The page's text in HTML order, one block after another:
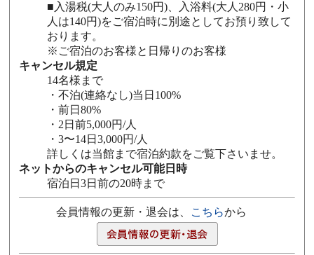
■入湯税(大人のみ150円)、入浴料(大人280円・小
人は140円)をご宿泊時に別途としてお預り致して
おります。
※ご宿泊のお客様と日帰りのお客様
キャンセル規定
14名様まで
・不泊(連絡なし)当日100%
・前日80%
・2日前5,000円/人
・3〜14日3,000円/人
詳しくは当館まで宿泊約款をご覧下さいませ。
ネットからのキャンセル可能日時
宿泊日3日前の20時まで
会員情報の更新・退会は、 こちらから